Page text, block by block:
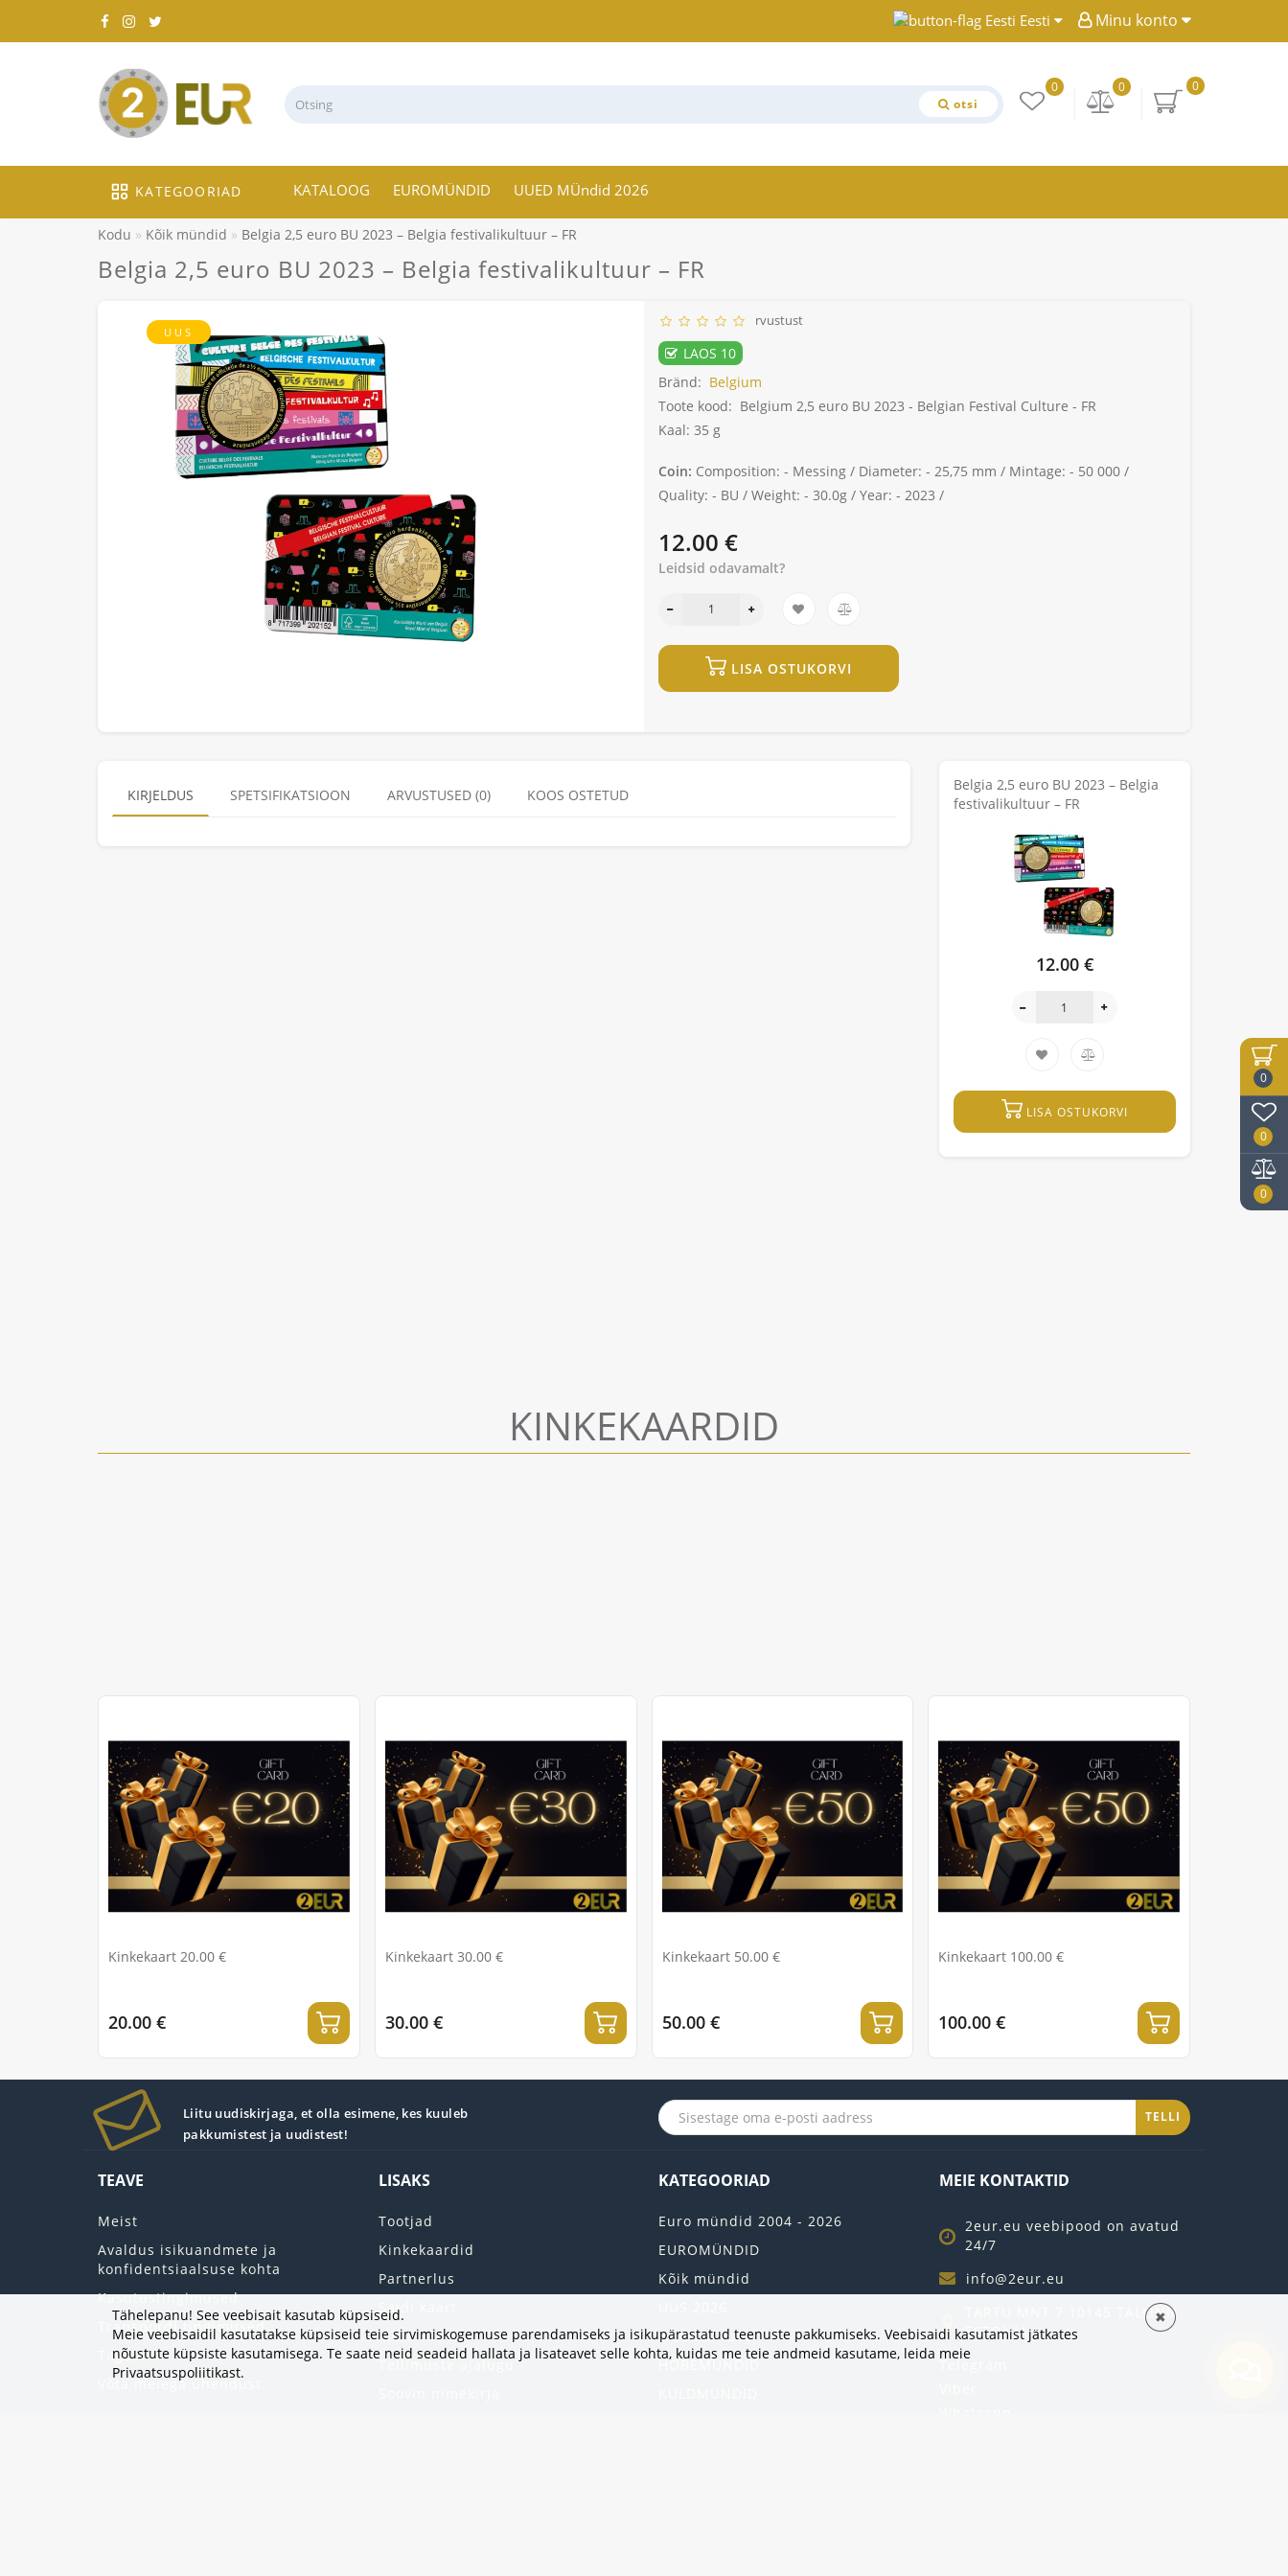
0
0
0
Minu konto
Eesti
otsi
0
0
0
KATEGOORIAD KATALOOG EUROMÜNDID UUED MÜndid 2026
Kodu Kõik mündid Belgia 2,5 euro BU 2023 – Belgia festivalikultuur – FR
Belgia 2,5 euro BU 2023 – Belgia festivalikultuur – FR
UUS
rvustust
LAOS 10
Bränd: Belgium
Toote kood: Belgium 2,5 euro BU 2023 - Belgian Festival Culture - FR
Kaal: 35 g
Coin: Composition: - Messing / Diameter: - 25,75 mm / Mintage: - 50 000 /
Quality: - BU / Weight: - 30.0g / Year: - 2023 /
12.00 €
Leidsid odavamalt?
LISA OSTUKORVI
KIRJELDUS SPETSIFIKATSIOON ARVUSTUSED (0) KOOS OSTETUD
Belgia 2,5 euro BU 2023 – Belgia
festivalikultuur – FR
12.00 €
LISA OSTUKORVI
KINKEKAARDID
Kinkekaart 20.00 €
20.00 €
Kinkekaart 30.00 €
30.00 €
Kinkekaart 50.00 €
50.00 €
Kinkekaart 100.00 €
100.00 €
Liitu uudiskirjaga, et olla esimene, kes kuuleb
pakkumistest ja uudistest!
TELLI
TEAVE
Meist
Avaldus isikuandmete ja
konfidentsiaalsuse kohta
Kasutustingimused
Transpordi tingimused
Tagastab
Võta meiega ühendust
LISAKS
Tootjad
Kinkekaardid
Partnerlus
Saidi kaart
Minu konto
Tellimuste ajalugu
KATEGOORIAD
Euro mündid 2004 - 2026
EUROMÜNDID
Kõik mündid
2 EURO RULLI
HÕBEMÜNDID
MEIE KONTAKTID
2eur.eu veebipood on avatud
24/7
info@2eur.eu
TARTU MNT 7 10145 TALLINN
ESTONIA
Telegram
Tähelepanu! See veebisait kasutab küpsiseid.
Meie veebisaidil kasutatakse küpsiseid teie sirvimiskogemuse parendamiseks ja isikupärastatud teenuste pakkumiseks. Veebisaidi kasutamist jätkates
nõustute küpsiste kasutamisega. Te saate neid seadeid hallata ja lisateavet selle kohta, kuidas me teie andmeid kasutame, leida meie
Privaatsuspoliitikast.
✖